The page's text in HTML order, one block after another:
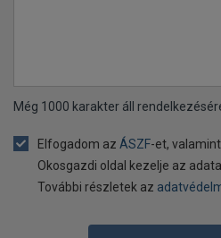
Még 1000 karakter áll
Elfogadom az ÁSZF-et,
Okosgazdi oldal kezelje az
További részletek az